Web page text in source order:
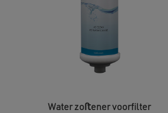
Water zoﬅener voorfilter